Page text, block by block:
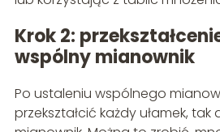
Krok 2:
wspólny mianownik
Po ustaleniu wspólnego
przekształcić każdy ułamek, tak